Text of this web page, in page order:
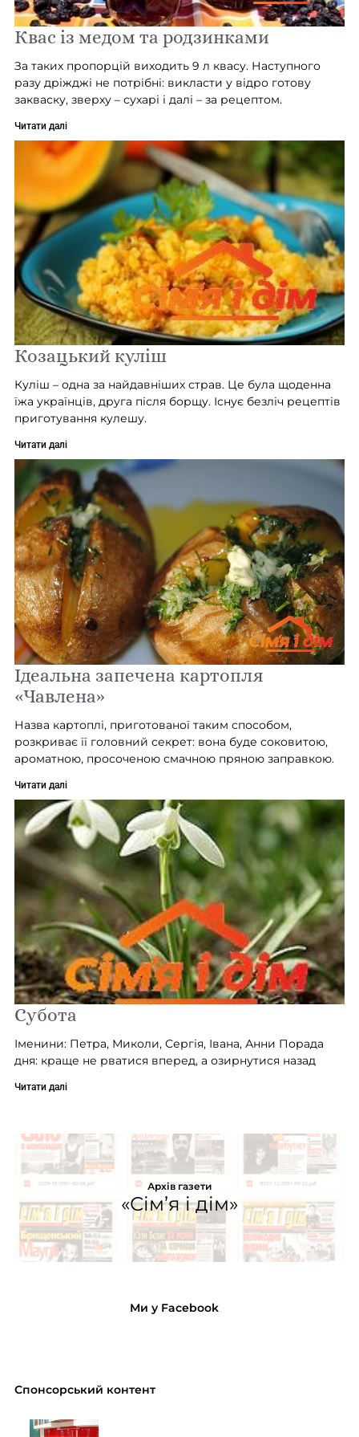
Квас із медом та родзинками
За таких пропорцій виходить 9 л квасу. Наступного
разу дріжджі не потрібні: викласти у відро готову
закваску, зверху – сухарі і далі – за рецептом.
Читати далі
Козацький куліш
Куліш – одна за найдавніших страв. Це була щоденна
їжа українців, друга після борщу. Існує безліч рецептів
приготування кулешу.
Читати далі
Ідеальна запечена картопля
«Чавлена»
Назва картоплі, приготованої таким способом,
розкриває її головний секрет: вона буде соковитою,
ароматною, просоченою смачною пряною заправкою.
Читати далі
Субота
Іменини: Петра, Миколи, Сергія, Івана, Анни Порада
дня: краще не рватися вперед, а озирнутися назад
Читати далі
Архів газети
«Сім’я і дім»
Ми у Facebook
Спонсорський контент